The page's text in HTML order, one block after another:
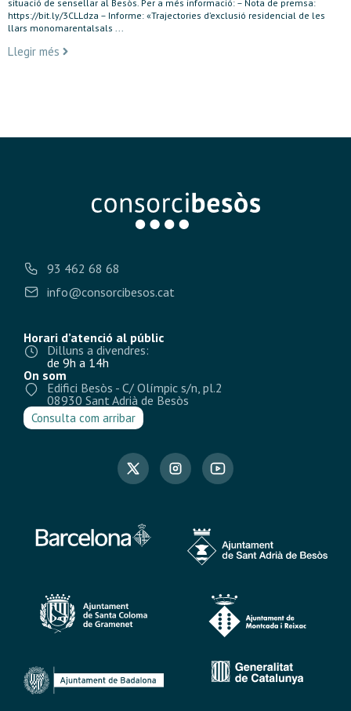
situació de sensellar al Besòs. Per a més informació: – Nota de premsa:
https://bit.ly/3CLLdza – Informe: «Trajectories d’exclusió residencial de les
llars monomarentalsals ...
Llegir més
93 462 68 68
info@consorcibesos.cat
Horari d’atenció al públic
Dilluns a divendres:
de 9h a 14h
On som
Edifici Besòs - C/ Olímpic s/n, pl.2
08930 Sant Adrià de Besòs
Consulta com arribar